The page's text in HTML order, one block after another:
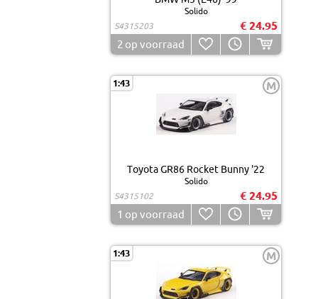
Solido
S4315203
€ 24.95
2 op voorraad
1:43 M
Toyota GR86 Rocket Bunny '22
Solido
S4315102
€ 24.95
1 op voorraad
1:43 M